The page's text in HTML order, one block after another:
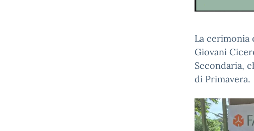
La cerimonia
Giovani
Secondaria,
di Primavera.